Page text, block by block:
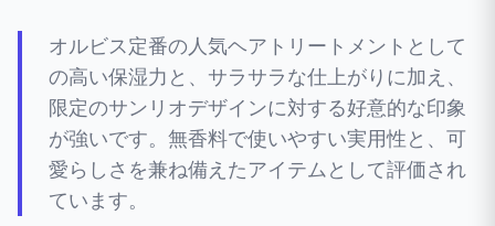
オルビス定番の人気ヘアトリートメントとして
の高い保湿力と、サラサラな仕上がりに加え、
限定のサンリオデザインに対する好意的な印象
が強いです。無香料で使いやすい実用性と、可
愛らしさを兼ね備えたアイテムとして評価され
ています。